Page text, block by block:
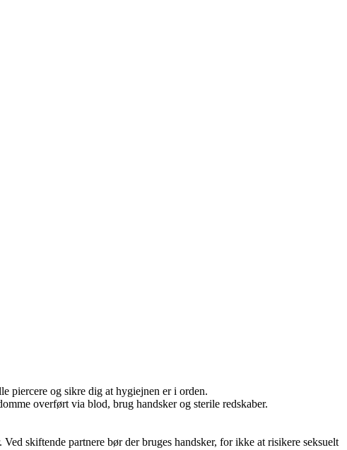
piercere og sikre dig at hygiejnen er i orden.
overført via blod, brug handsker og sterile redskaber.
skiftende partnere bør der bruges handsker, for ikke at risikere seksuelt